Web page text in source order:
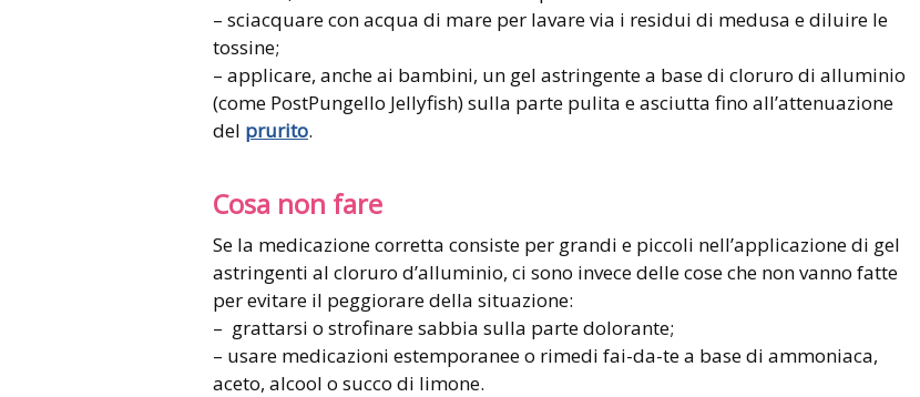
– sciacquare con acqua di mare per lavare via i residui di medusa e diluire le
tossine;
– applicare, anche ai bambini, un gel astringente a base di cloruro di alluminio
(come PostPungello Jellyfish) sulla parte pulita e asciutta fino all’attenuazione
del prurito.
Cosa non fare
Se la medicazione corretta consiste per grandi e piccoli nell’applicazione di gel
astringenti al cloruro d’alluminio, ci sono invece delle cose che non vanno fatte
per evitare il peggiorare della situazione:
– grattarsi o strofinare sabbia sulla parte dolorante;
– usare medicazioni estemporanee o rimedi fai-da-te a base di ammoniaca,
aceto, alcool o succo di limone.